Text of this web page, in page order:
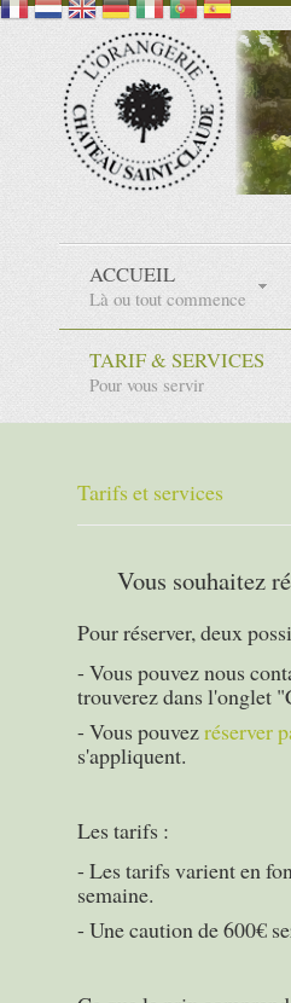
ACCUEIL
Là ou tout commence
TARIF & SERVICES
Pour vous servir
Tarifs et services
Vous souhaitez
Pour réserver, deux
- Vous pouvez nous
trouverez dans l'onglet
- Vous pouvezréserver
s'appliquent.
Les tarifs :
- Les tarifs varient en
semaine.
- Une caution de 600€